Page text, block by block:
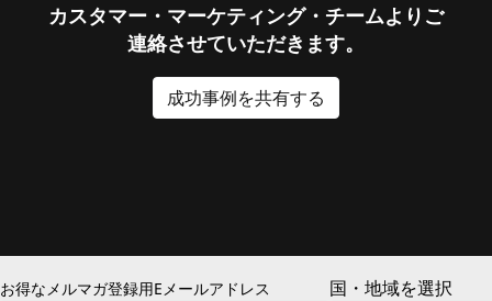
カスタマー・マーケティング・チームよりご
連絡させていただきます。
成功事例を共有する
お得なメルマガ登録用Eメールアドレス 国・地域を選択